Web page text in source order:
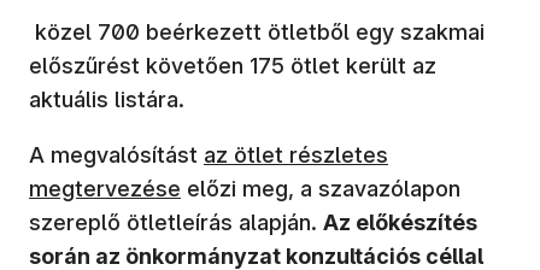
közel 700 beérkezett ötletből egy szakmai
előszűrést követően 175 ötlet került az
aktuális listára.
A megvalósítást az ötlet részletes
megtervezése előzi meg, a szavazólapon
szereplő ötletleírás alapján. Az előkészítés
során az önkormányzat konzultációs céllal